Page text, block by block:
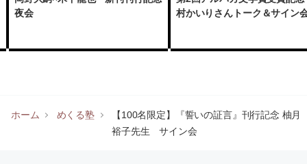
夜会
村かいりさんトーク＆サイン
ホーム めくる塾
【100名限定】『誓いの証言』刊行記念 柚月
裕子先生 サイン会